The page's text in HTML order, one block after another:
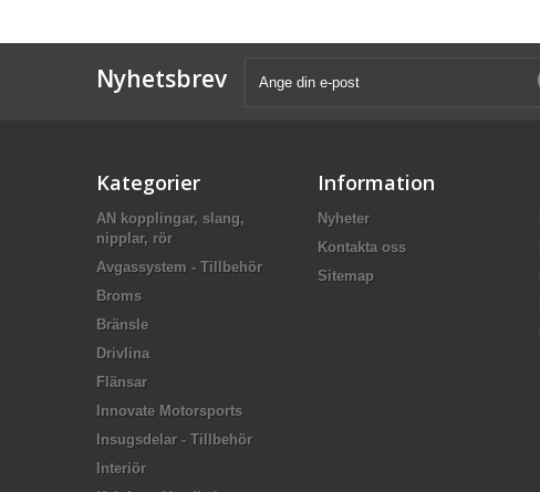
Nyhetsbrev
Kategorier
AN kopplingar, slang,
nipplar, rör
Avgassystem - Tillbehör
Broms
Bränsle
Drivlina
Flänsar
Innovate Motorsports
Insugsdelar - Tillbehör
Interiör
Information
Nyheter
Kontakta oss
Sitemap